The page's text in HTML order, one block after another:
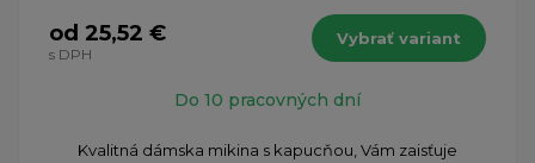
od 25,52 €
s DPH
Vybrať variant
Do 10 pracovných dní
Kvalitná dámska mikina s kapucňou, Vám zaisťuje